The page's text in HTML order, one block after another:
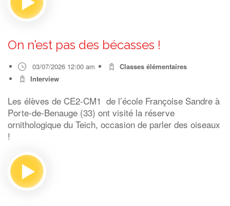
On n’est pas des bécasses !
03/07/2026 12:00 am
Classes élémentaires
Interview
Les élèves de CE2-CM1 de l’école Françoise Sandre à
Porte-de-Benauge (33) ont visité la réserve
ornithologique du Teich, occasion de parler des oiseaux
!